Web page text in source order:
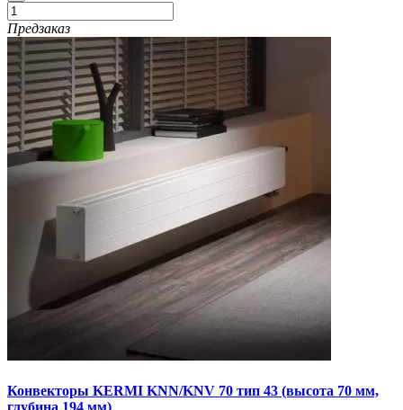
Предзаказ
Конвекторы KERMI KNN/KNV 70 тип 43 (высота 70 мм,